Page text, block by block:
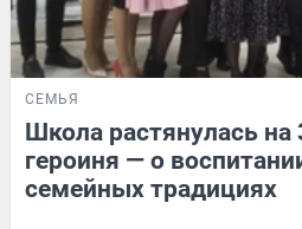
СЕМЬЯ
Школа растянулась на
героиня — о
семейных традициях